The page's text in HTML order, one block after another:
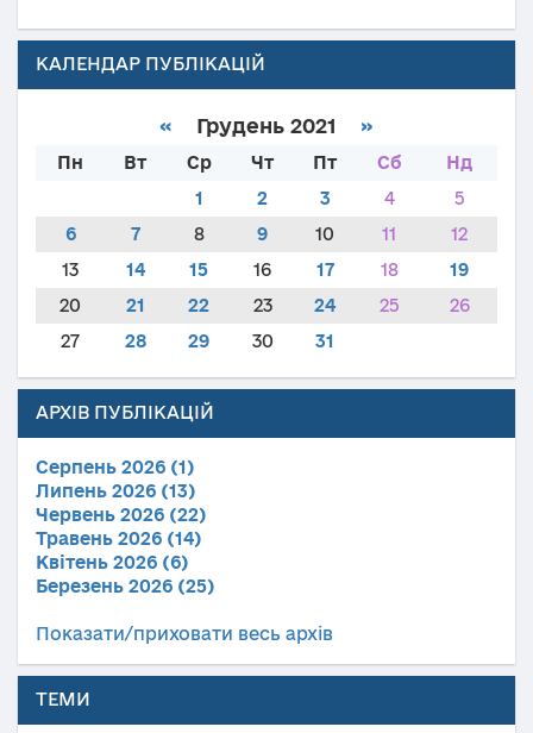
КАЛЕНДАР ПУБЛІКАЦІЙ
« Грудень 2021 »
Пн Вт Ср Чт Пт Сб
Нд
1
2 3 4
5
6
7 8 9 10 11
12
13
14 15 16 17 18
19
20
21 22 23 24 25
26
27
28 29 30 31
АРХІВ ПУБЛІКАЦІЙ
Серпень 2026 (1)
Липень 2026 (13)
Червень 2026 (22)
Травень 2026 (14)
Квітень 2026 (6)
Березень 2026 (25)
Показати/приховати весь архів
ТЕМИ